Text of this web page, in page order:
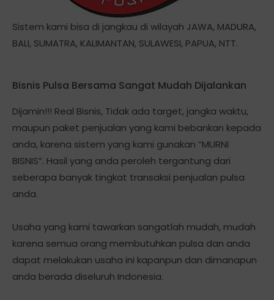
Sistem kami bisa di jangkau di wilayah JAWA, MADURA,
BALI, SUMATRA, KALIMANTAN, SULAWESI, PAPUA, NTT.
Bisnis Pulsa Bersama Sangat Mudah Dijalankan
Dijamin!!! Real Bisnis, Tidak ada target, jangka waktu,
maupun paket penjualan yang kami bebankan kepada
anda, karena sistem yang kami gunakan “MURNI
BISNIS”. Hasil yang anda peroleh tergantung dari
seberapa banyak tingkat transaksi penjualan pulsa
anda.
Usaha yang kami tawarkan sangatlah mudah, mudah
karena semua orang membutuhkan pulsa dan anda
dapat melakukan usaha ini kapanpun dan dimanapun
anda berada diseluruh Indonesia.